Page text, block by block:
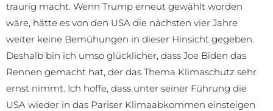
traurig macht. Wenn Trump erneut gewählt worden
wäre, hätte es von den USA die nächsten vier Jahre
weiter keine Bemühungen in dieser Hinsicht gegeben.
Deshalb bin ich umso glücklicher, dass Joe Biden das
Rennen gemacht hat, der das Thema Klimaschutz sehr
ernst nimmt. Ich hoffe, dass unter seiner Führung die
USA wieder in das Pariser Klimaabkommen einsteigen